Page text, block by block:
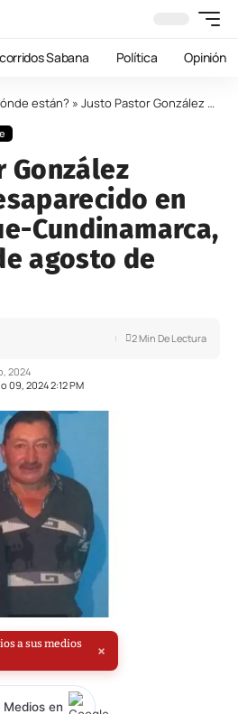
Sabana Política Opinión
están? » Justo Pastor González Buitrago, desaparecido en Lenguazaque-Cundinamarca, desde el 6 de agosto de 2024
González
en
Cundinamarca,
agosto de
09, 2024 2:12 PM
2024
2 Min De Lectura
a sus medios
×
en